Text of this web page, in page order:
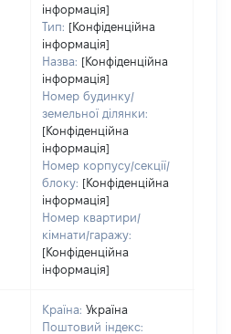
інформація]
Тип: [Конфіденційна
інформація]
Назва: [Конфіденційна
інформація]
Номер будинку/
земельної ділянки:
[Конфіденційна
інформація]
Номер корпусу/секції/
блоку: [Конфіденційна
інформація]
Номер квартири/
кімнати/гаражу:
[Конфіденційна
інформація]
Країна: Україна
Поштовий індекс: